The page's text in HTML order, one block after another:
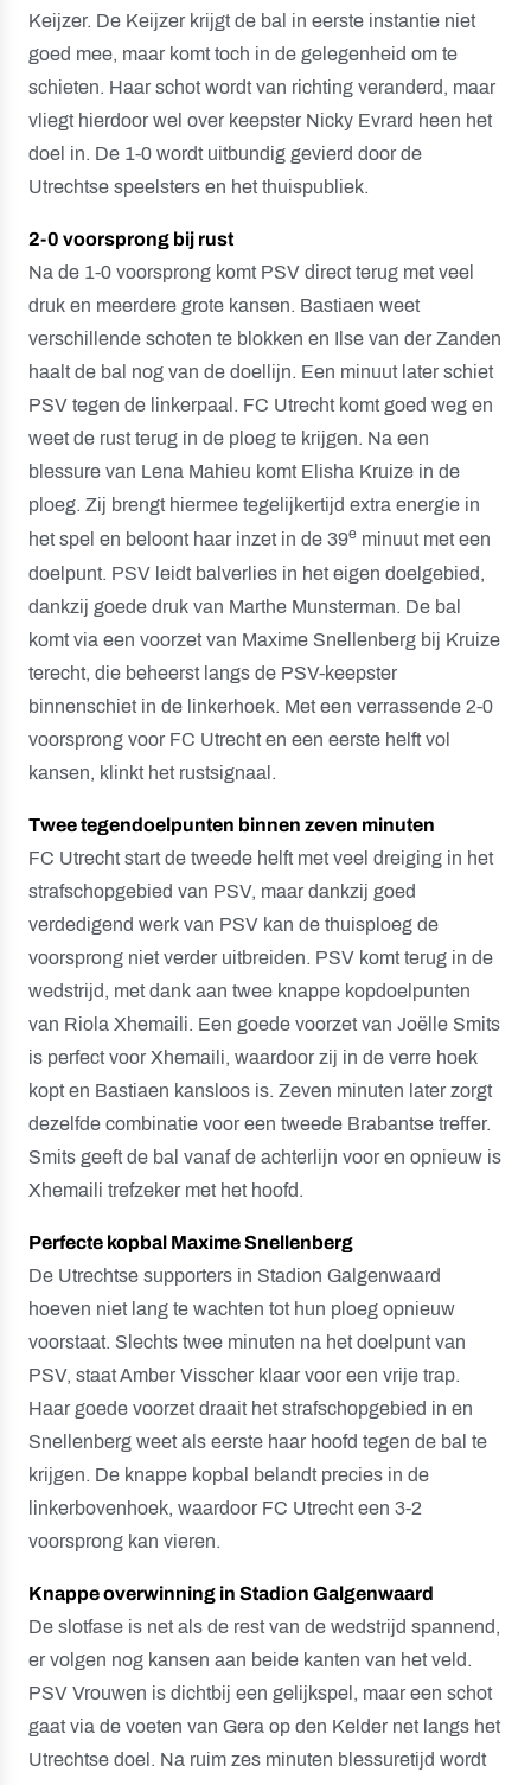
Keijzer. De Keijzer krijgt de bal in eerste instantie niet
goed mee, maar komt toch in de gelegenheid om te
schieten. Haar schot wordt van richting veranderd, maar
vliegt hierdoor wel over keepster Nicky Evrard heen het
doel in. De 1-0 wordt uitbundig gevierd door de
Utrechtse speelsters en het thuispubliek.
2-0 voorsprong bij rust
Na de 1-0 voorsprong komt PSV direct terug met veel
druk en meerdere grote kansen. Bastiaen weet
verschillende schoten te blokken en Ilse van der Zanden
haalt de bal nog van de doellijn. Een minuut later schiet
PSV tegen de linkerpaal. FC Utrecht komt goed weg en
weet de rust terug in de ploeg te krijgen. Na een
blessure van Lena Mahieu komt Elisha Kruize in de
ploeg. Zij brengt hiermee tegelijkertijd extra energie in
het spel en beloont haar inzet in de 39e minuut met een
doelpunt. PSV leidt balverlies in het eigen doelgebied,
dankzij goede druk van Marthe Munsterman. De bal
komt via een voorzet van Maxime Snellenberg bij Kruize
terecht, die beheerst langs de PSV-keepster
binnenschiet in de linkerhoek. Met een verrassende 2-0
voorsprong voor FC Utrecht en een eerste helft vol
kansen, klinkt het rustsignaal.
Twee tegendoelpunten binnen zeven minuten
FC Utrecht start de tweede helft met veel dreiging in het
strafschopgebied van PSV, maar dankzij goed
verdedigend werk van PSV kan de thuisploeg de
voorsprong niet verder uitbreiden. PSV komt terug in de
wedstrijd, met dank aan twee knappe kopdoelpunten
van Riola Xhemaili. Een goede voorzet van Joëlle Smits
is perfect voor Xhemaili, waardoor zij in de verre hoek
kopt en Bastiaen kansloos is. Zeven minuten later zorgt
dezelfde combinatie voor een tweede Brabantse treffer.
Smits geeft de bal vanaf de achterlijn voor en opnieuw is
Xhemaili trefzeker met het hoofd.
Perfecte kopbal Maxime Snellenberg
De Utrechtse supporters in Stadion Galgenwaard
hoeven niet lang te wachten tot hun ploeg opnieuw
voorstaat. Slechts twee minuten na het doelpunt van
PSV, staat Amber Visscher klaar voor een vrije trap.
Haar goede voorzet draait het strafschopgebied in en
Snellenberg weet als eerste haar hoofd tegen de bal te
krijgen. De knappe kopbal belandt precies in de
linkerbovenhoek, waardoor FC Utrecht een 3-2
voorsprong kan vieren.
Knappe overwinning in Stadion Galgenwaard
De slotfase is net als de rest van de wedstrijd spannend,
er volgen nog kansen aan beide kanten van het veld.
PSV Vrouwen is dichtbij een gelijkspel, maar een schot
gaat via de voeten van Gera op den Kelder net langs het
Utrechtse doel. Na ruim zes minuten blessuretijd wordt